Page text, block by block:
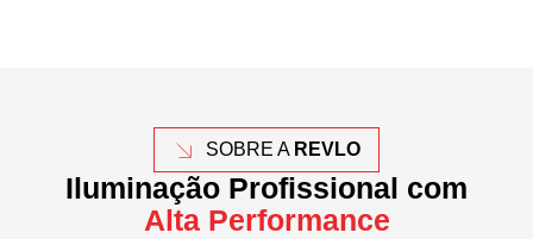
SOBRE A REVLO
Iluminação Profissional com
Alta Performance